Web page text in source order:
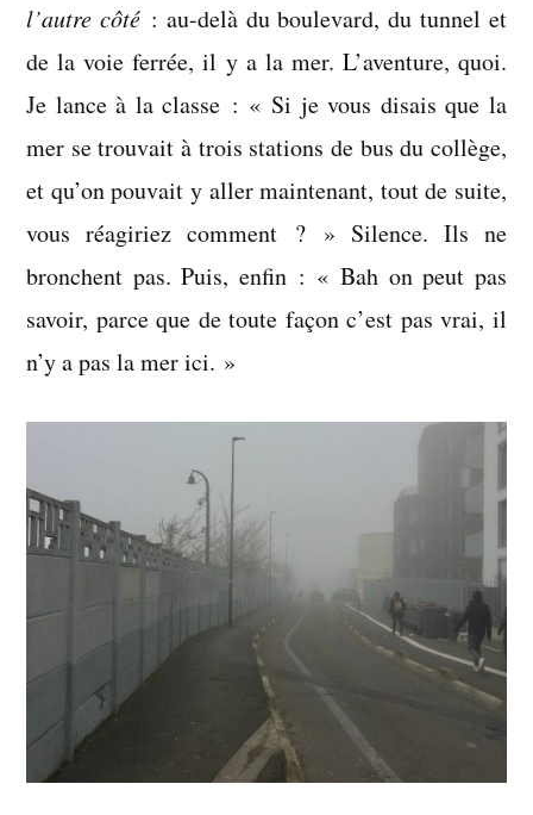
l’autre côté: au-delà du boulevard, du tunnel et
de la voie ferrée, il y a la mer. L’aventure, quoi.
Je lance à la classe : « Si je vous disais que la
mer se trouvait à trois stations de bus du collège,
et qu’on pouvait y aller maintenant, tout de suite,
vous réagiriez comment ? » Silence. Ils ne
bronchent pas. Puis, enfin : « Bah on peut pas
savoir, parce que de toute façon c’est pas vrai, il
n’y a pas la mer ici. »